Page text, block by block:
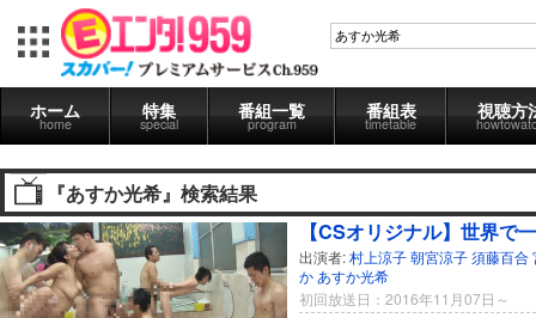
ホーム
home
特集
special
番組一覧
program
番組表
timetable
視聴方
『あすか光希』検索結果
【CSオリジナル】世界で
出演者:村上涼子朝宮涼子須藤百合
か あすか光希
初回放送日：2016年11月07日～